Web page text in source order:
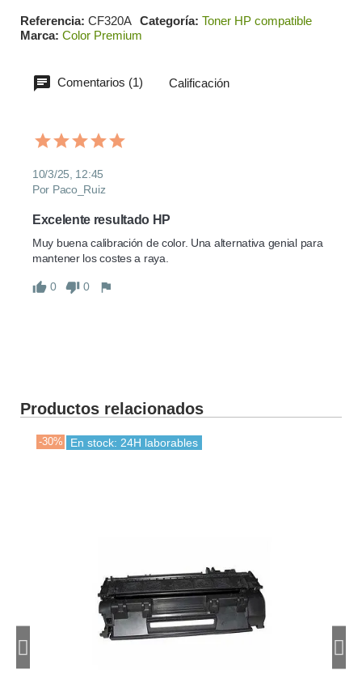
Referencia CF320A Categoría Toner HP compatible
Marca Color Premium
Comentarios (1) Calificación
10/3/25, 12:45
Por Paco_Ruiz
Excelente resultado HP
Muy buena calibración de color. Una alternativa genial para
mantener los costes a raya.
0 0
Productos relacionados
-30% En stock: 24H laborables